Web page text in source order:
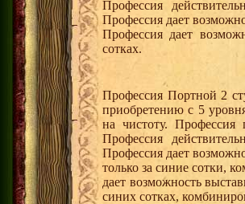
Профессия
Профессия дает
Профессия дает
сотках.
Профессия Портной 2
приобретению с 5
на чистоту. Профессия
Профессия
Профессия дает
только за синие сотки,
дает возможность
синих сотках,